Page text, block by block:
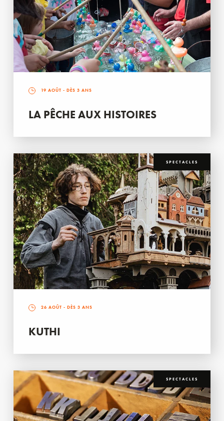
19 AOÛT - DÈS 3 ANS
LA PÊCHE AUX HISTOIRES
SPECTACLES
26 AOÛT - DÈS 3 ANS
KUTHI
SPECTACLES